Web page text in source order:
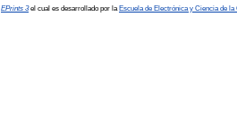
EPrints 3el cual es desarrollado por la Escuela de Electrónica y Ciencia de la